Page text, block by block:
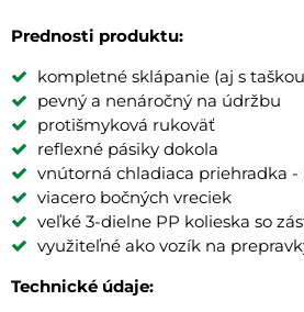
Prednosti produktu:
kompletné sklápanie (aj s
pevný a nenáročný na údržbu
protišmyková rukoväť
reflexné pásiky dokola
vnútorná chladiaca priehradka
viacero bočných vreciek
veľké 3-dielne PP kolieska so
využiteľné ako vozík na
Technické údaje: